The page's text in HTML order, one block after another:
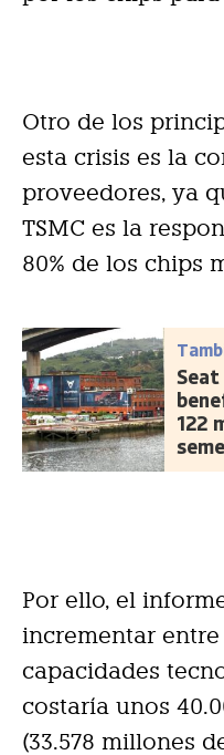
Otro de los
esta crisis es la
proveedores, ya
TSMC es la
80% de los chips
122
Por ello, el
incrementar entre
capacidades
costaría unos
(33.578 millones